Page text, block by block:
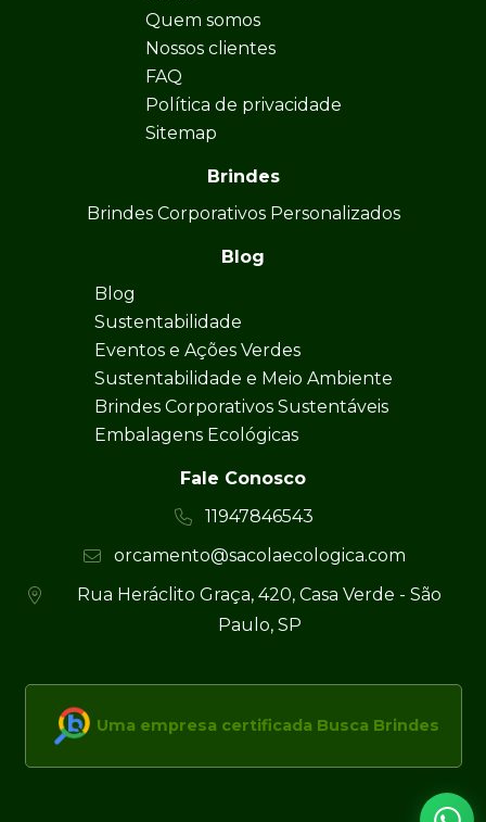
Quem somos
Nossos clientes
FAQ
Política de privacidade
Sitemap
Brindes
Brindes Corporativos Personalizados
Blog
Blog
Sustentabilidade
Eventos e Ações Verdes
Sustentabilidade e Meio Ambiente
Brindes Corporativos Sustentáveis
Embalagens Ecológicas
Fale Conosco
11947846543
orcamento@sacolaecologica.com
Rua Heráclito Graça, 420, Casa Verde - São
Paulo, SP
Uma empresa certificada Busca Brindes